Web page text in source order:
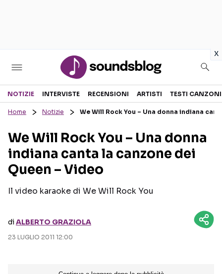
x
Sezioni
RECENSIONI MUSICALI
INTERVISTE
GOSSIP E CURIOSITÀ
TESTI CANZONI
TOUR ED EVENTI
NOTIZIE INTERVISTE RECENSIONI ARTISTI TESTI CANZONI
Home Notizie We Will Rock You – Una donna indiana
We Will Rock You – Una donna
indiana canta la canzone dei
Queen – Video
Il video karaoke di We Will Rock You
diALBERTO GRAZIOLA
23 LUGLIO 2011 12:00